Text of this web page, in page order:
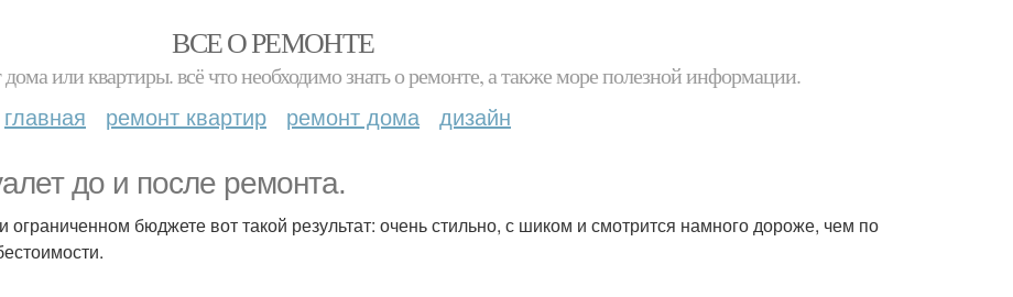
ВСЕ О РЕМОНТЕ
дома или квартиры. всё что необходимо знать о ремонте, а также море полезной информации.
главная ремонт квартир ремонт дома дизайн
до и после ремонта.
ограниченном бюджете вот такой результат: очень стильно, с шиком и смотрится намного дороже, чем по